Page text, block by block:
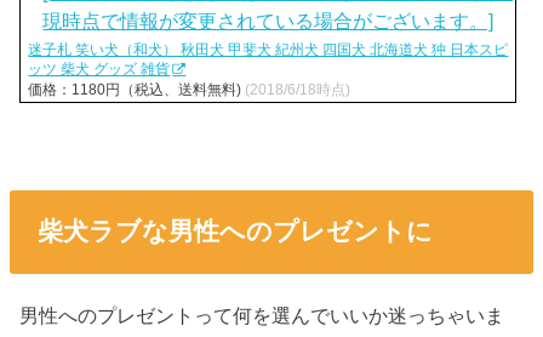
迷子札 笑い犬（和犬） 秋田犬 甲斐犬 紀州犬 四国犬 北海道犬 狆 日本スピ
ッツ 柴犬 グッズ 雑貨
価格：1180円（税込、送料無料) (2018/6/18時点)
柴犬ラブな男性へのプレゼントに
男性へのプレゼントって何を選んでいいか迷っちゃいま